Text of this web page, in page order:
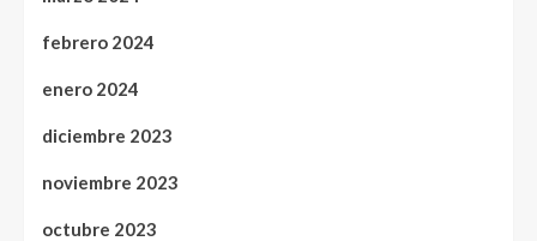
febrero 2024
enero 2024
diciembre 2023
noviembre 2023
octubre 2023